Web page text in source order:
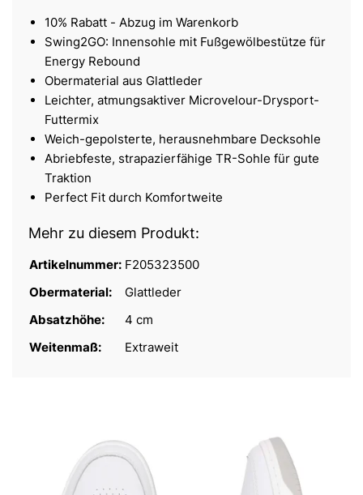
10% Rabatt - Abzug im Warenkorb
Swing2GO: Innensohle mit Fußgewölbestütze für
Energy Rebound
Obermaterial aus Glattleder
Leichter, atmungsaktiver Microvelour-Drysport-
Futtermix
Weich-gepolsterte, herausnehmbare Decksohle
Abriebfeste, strapazierfähige TR-Sohle für gute
Traktion
Perfect Fit durch Komfortweite
Mehr zu diesem Produkt:
Artikelnummer: F205323500
Obermaterial:
Glattleder
Absatzhöhe:
4 cm
Weitenmaß:
Extraweit